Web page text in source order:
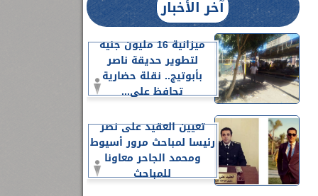
آخر الأخبار
ميزانية 16 مليون جنيه
لتطوير حديقة ناصر
بأبوتيج.. نقلة حضارية
تحافظ على...
تعيين العقيد على نصر
رئيسا لمباحث مرور أسيوط
ومحمد الجاحر معاونا
للمباحث